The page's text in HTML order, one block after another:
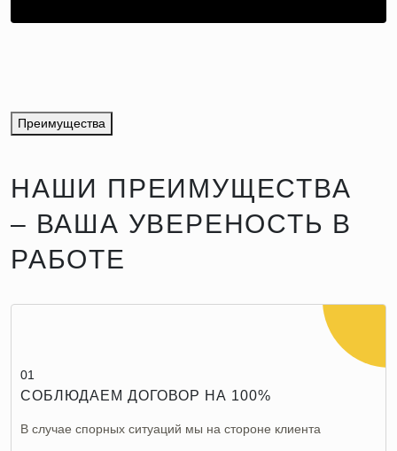
Преимущества
НАШИ ПРЕИМУЩЕСТВА
– ВАША УВЕРЕНОСТЬ В
РАБОТЕ
01
СОБЛЮДАЕМ ДОГОВОР НА 100%
В случае спорных ситуаций мы на стороне клиента